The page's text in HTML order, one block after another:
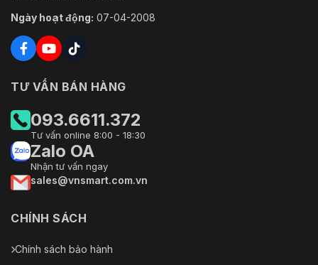
Ngày hoạt động: 07-04-2008
TƯ VẤN BÁN HÀNG
093.6611.372
Tư vấn online 8:00 - 18:30
Zalo OA
Nhận tư vấn ngay
sales@vnsmart.com.vn
CHÍNH SÁCH
Chính sách bảo hành